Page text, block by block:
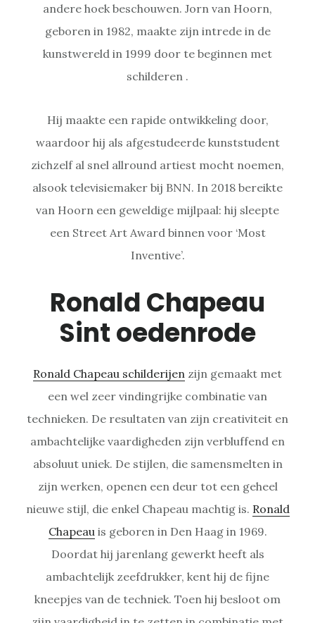
andere hoek beschouwen. Jorn van Hoorn,
geboren in 1982, maakte zijn intrede in de
kunstwereld in 1999 door te beginnen met
schilderen .
Hij maakte een rapide ontwikkeling door,
waardoor hij als afgestudeerde kunststudent
zichzelf al snel allround artiest mocht noemen,
alsook televisiemaker bij BNN. In 2018 bereikte
van Hoorn een geweldige mijlpaal: hij sleepte
een Street Art Award binnen voor ‘Most
Inventive’.
Ronald Chapeau
Sint oedenrode
Ronald Chapeau schilderijen zijn gemaakt met
een wel zeer vindingrijke combinatie van
technieken. De resultaten van zijn creativiteit en
ambachtelijke vaardigheden zijn verbluffend en
absoluut uniek. De stijlen, die samensmelten in
zijn werken, openen een deur tot een geheel
nieuwe stijl, die enkel Chapeau machtig is. Ronald
Chapeau is geboren in Den Haag in 1969.
Doordat hij jarenlang gewerkt heeft als
ambachtelijk zeefdrukker, kent hij de fijne
kneepjes van de techniek. Toen hij besloot om